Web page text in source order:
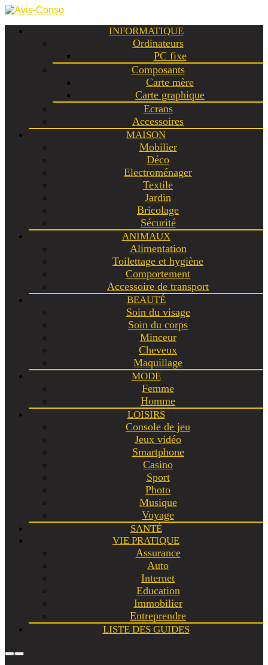
INFORMATIQUE
Ordinateurs
PC fixe
Composants
Carte mère
Carte graphique
Ecrans
Accessoires
MAISON
Mobilier
Déco
Electroménager
Textile
Jardin
Bricolage
Sécurité
ANIMAUX
Alimentation
Toilettage et hygiène
Comportement
Accessoire de transport
BEAUTÉ
Soin du visage
Soin du corps
Minceur
Cheveux
Maquillage
MODE
Femme
Homme
LOISIRS
Console de jeu
Jeux vidéo
Smartphone
Casino
Sport
Photo
Musique
Voyage
SANTÉ
VIE PRATIQUE
Assurance
Auto
Internet
Education
Immobilier
Entreprendre
LISTE DES GUIDES